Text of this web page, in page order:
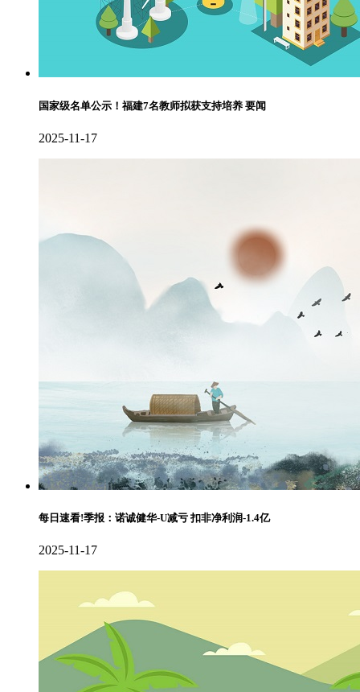
国家级名单公示！福建7名教师拟获支持培养 要闻
2025-11-17
每日速看!季报：诺诚健华-U减亏 扣非净利润-1.4亿
2025-11-17